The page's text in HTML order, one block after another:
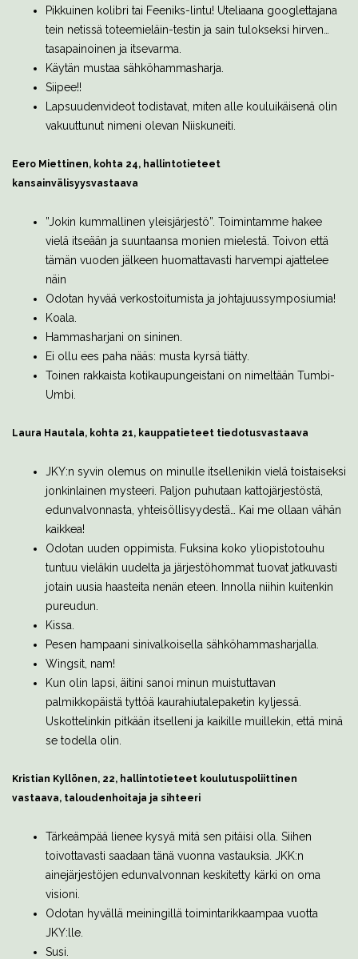
Pikkuinen kolibri tai Feeniks-lintu! Uteliaana googlettajana
tein netissä toteemieläin-testin ja sain tulokseksi hirven…
tasapainoinen ja itsevarma.
Käytän mustaa sähköhammasharja.
Siipee!!
Lapsuudenvideot todistavat, miten alle kouluikäisenä olin
vakuuttunut nimeni olevan Niiskuneiti.
Eero Miettinen, kohta 24, hallintotieteet
kansainvälisyysvastaava
”Jokin kummallinen yleisjärjestö”. Toimintamme hakee
vielä itseään ja suuntaansa monien mielestä. Toivon että
tämän vuoden jälkeen huomattavasti harvempi ajattelee
näin
Odotan hyvää verkostoitumista ja johtajuussymposiumia!
Koala.
Hammasharjani on sininen.
Ei ollu ees paha nääs: musta kyrsä tiätty.
Toinen rakkaista kotikaupungeistani on nimeltään Tumbi-
Umbi.
Laura Hautala, kohta 21, kauppatieteet tiedotusvastaava
JKY:n syvin olemus on minulle itsellenikin vielä toistaiseksi
jonkinlainen mysteeri. Paljon puhutaan kattojärjestöstä,
edunvalvonnasta, yhteisöllisyydestä… Kai me ollaan vähän
kaikkea!
Odotan uuden oppimista. Fuksina koko yliopistotouhu
tuntuu vieläkin uudelta ja järjestöhommat tuovat jatkuvasti
jotain uusia haasteita nenän eteen. Innolla niihin kuitenkin
pureudun.
Kissa.
Pesen hampaani sinivalkoisella sähköhammasharjalla.
Wingsit, nam!
Kun olin lapsi, äitini sanoi minun muistuttavan
palmikkopäistä tyttöä kaurahiutalepaketin kyljessä.
Uskottelinkin pitkään itselleni ja kaikille muillekin, että minä
se todella olin.
Kristian Kyllönen, 22, hallintotieteet koulutuspoliittinen
vastaava, taloudenhoitaja ja sihteeri
Tärkeämpää lienee kysyä mitä sen pitäisi olla. Siihen
toivottavasti saadaan tänä vuonna vastauksia. JKK:n
ainejärjestöjen edunvalvonnan keskitetty kärki on oma
visioni.
Odotan hyvällä meiningillä toimintarikkaampaa vuotta
JKY:lle.
Susi.